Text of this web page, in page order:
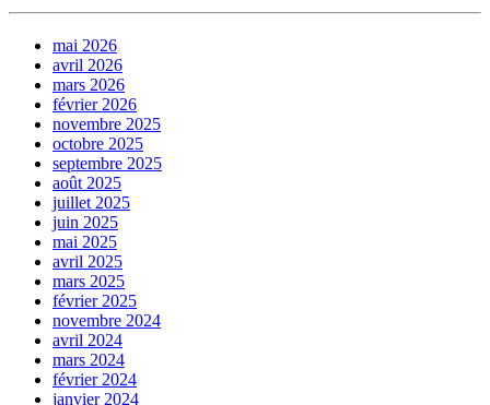
mai 2026
avril 2026
mars 2026
février 2026
novembre 2025
octobre 2025
septembre 2025
août 2025
juillet 2025
juin 2025
mai 2025
avril 2025
mars 2025
février 2025
novembre 2024
avril 2024
mars 2024
février 2024
janvier 2024